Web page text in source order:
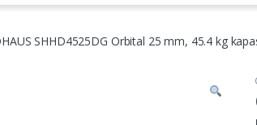
SHHD4525DG Orbital 25 mm, 45.4 kg